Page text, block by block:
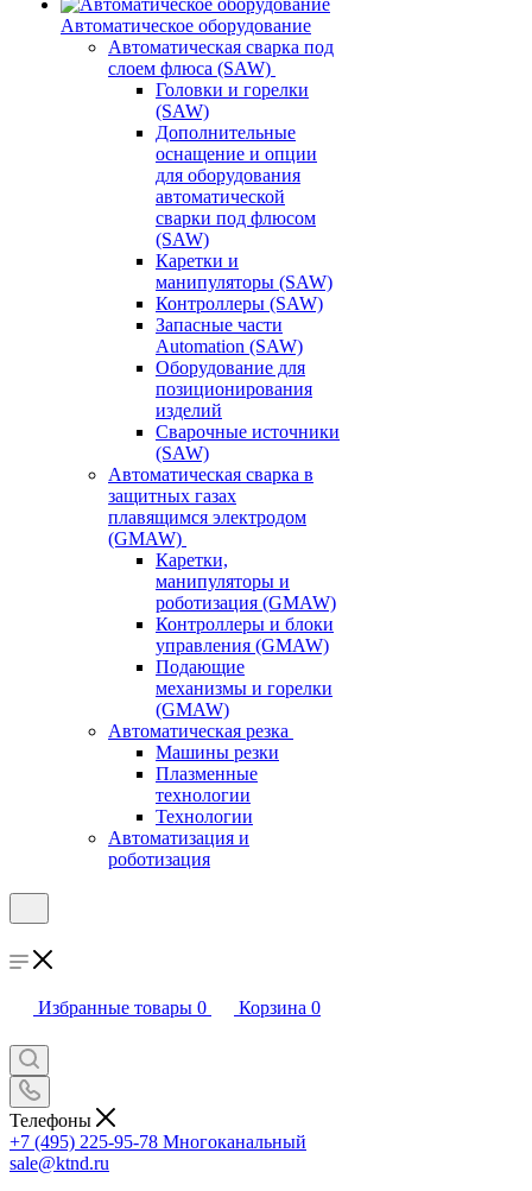
Автоматическое оборудование
Автоматическая сварка под
слоем флюса (SAW)
Головки и горелки
(SAW)
Дополнительные
оснащение и опции
для оборудования
автоматической
сварки под флюсом
(SAW)
Каретки и
манипуляторы (SAW)
Контроллеры (SAW)
Запасные части
Automation (SAW)
Оборудование для
позиционирования
изделий
Сварочные источники
(SAW)
Автоматическая сварка в
защитных газах
плавящимся электродом
(GMAW)
Каретки,
манипуляторы и
роботизация (GMAW)
Контроллеры и блоки
управления (GMAW)
Подающие
механизмы и горелки
(GMAW)
Автоматическая резка
Машины резки
Плазменные
технологии
Технологии
Автоматизация и
роботизация
Избранные товары 0 Корзина 0
Телефоны
+7 (495) 225-95-78 Многоканальный
sale@ktnd.ru